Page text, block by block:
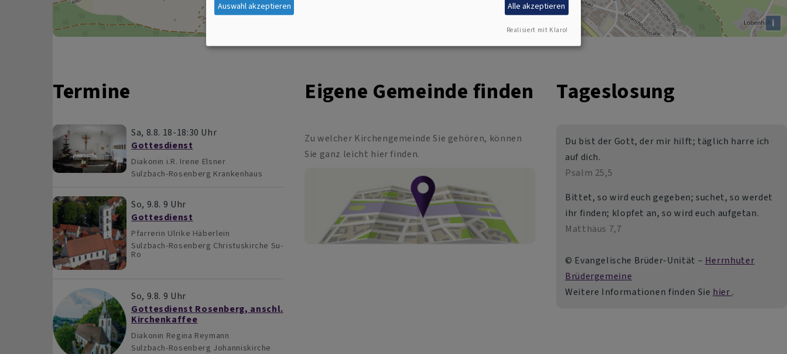
i
Termine
Sa, 8.8. 18-18:30 Uhr
Gottesdienst
Diakonin i.R. Irene Elsner
Sulzbach-Rosenberg Krankenhaus
So, 9.8. 9 Uhr
Gottesdienst
Pfarrerin Ulrike Häberlein
Sulzbach-Rosenberg Christuskirche Su-
Ro
So, 9.8. 9 Uhr
Gottesdienst Rosenberg, anschl.
Kirchenkaffee
Diakonin Regina Reymann
Sulzbach-Rosenberg Johanniskirche
Eigene Gemeinde finden
Zu welcher Kirchengemeinde Sie gehören, können
Sie ganz leicht hier finden.
Tageslosung
Du bist der Gott, der mir hilft; täglich harre ich
auf dich.
Psalm 25,5
Bittet, so wird euch gegeben; suchet, so werdet
ihr finden; klopfet an, so wird euch aufgetan.
Matthäus 7,7
© Evangelische Brüder-Unität – Herrnhuter
Brüdergemeine
Weitere Informationen finden Sie hier .
Auswahl akzeptieren Alle akzeptieren
Realisiert mit Klaro!